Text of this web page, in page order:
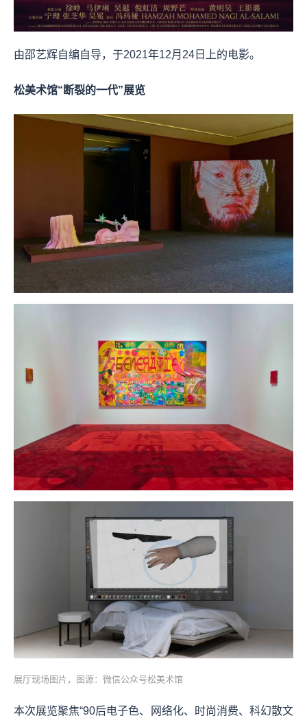
由邵艺辉自编自导，于2021年12月24日上的电影。
松美术馆“断裂的一代”展览
展厅现场图片，图源：微信公众号松美术馆
本次展览聚焦“90后电子色、网络化、时尚消费、科幻散文